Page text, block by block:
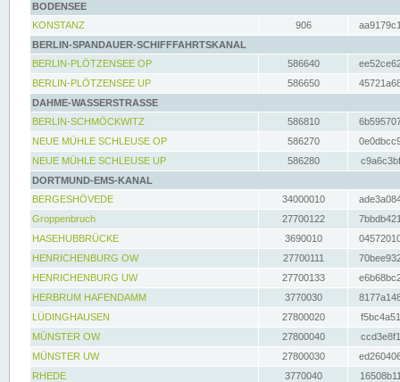
BODENSEE
KONSTANZ
906
BERLIN-SPANDAUER-SCHIFFFAHRTSKANAL
BERLIN-PLÖTZENSEE OP
586640
BERLIN-PLÖTZENSEE UP
586650
DAHME-WASSERSTRASSE
BERLIN-SCHMÖCKWITZ
586810
NEUE MÜHLE SCHLEUSE OP
586270
NEUE MÜHLE SCHLEUSE UP
586280
DORTMUND-EMS-KANAL
BERGESHÖVEDE
34000010
Groppenbruch
27700122
HASEHUBBRÜCKE
3690010
HENRICHENBURG OW
27700111
HENRICHENBURG UW
27700133
HERBRUM HAFENDAMM
3770030
LÜDINGHAUSEN
27800020
MÜNSTER OW
27800040
MÜNSTER UW
27800030
RHEDE
3770040